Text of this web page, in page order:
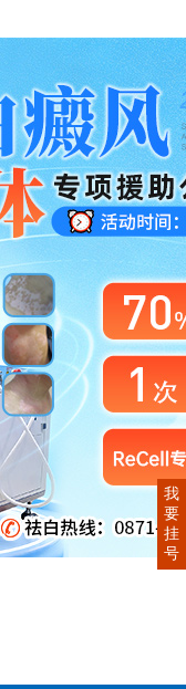
我
要
挂
号